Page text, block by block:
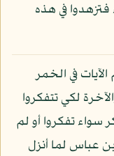
فتزهدوا في هذه
في الخمر
لكي تتفكروا
سواء تفكروا أو لم
عباس لما أنزل